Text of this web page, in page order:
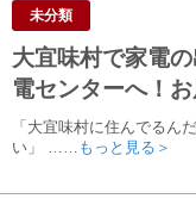
未分類
大宜味村で家電
電センターへ！
「大宜味村に住んでるん
い」
……もっと見る＞